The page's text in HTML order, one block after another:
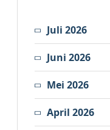
Juli 2026
Juni 2026
Mei 2026
April 2026